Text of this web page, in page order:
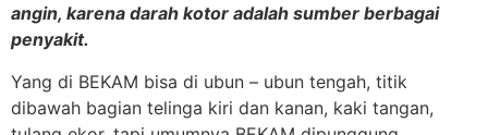
angin, karena darah kotor adalah sumber berbagai
penyakit.
Yang di BEKAM bisa di ubun – ubun tengah, titik
dibawah bagian telinga kiri dan kanan, kaki tangan,